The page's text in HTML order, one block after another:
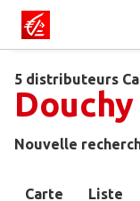
5 distributeurs
Nouvelle
Carte Liste